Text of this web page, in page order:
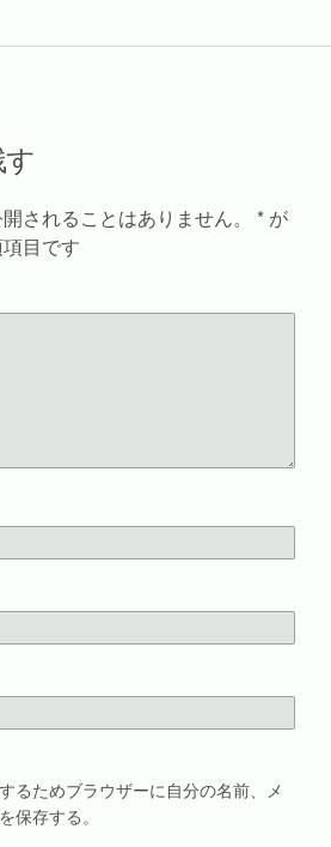
されることはありません。 * が
目です
るためブラウザーに自分の名前、メ
保存する。